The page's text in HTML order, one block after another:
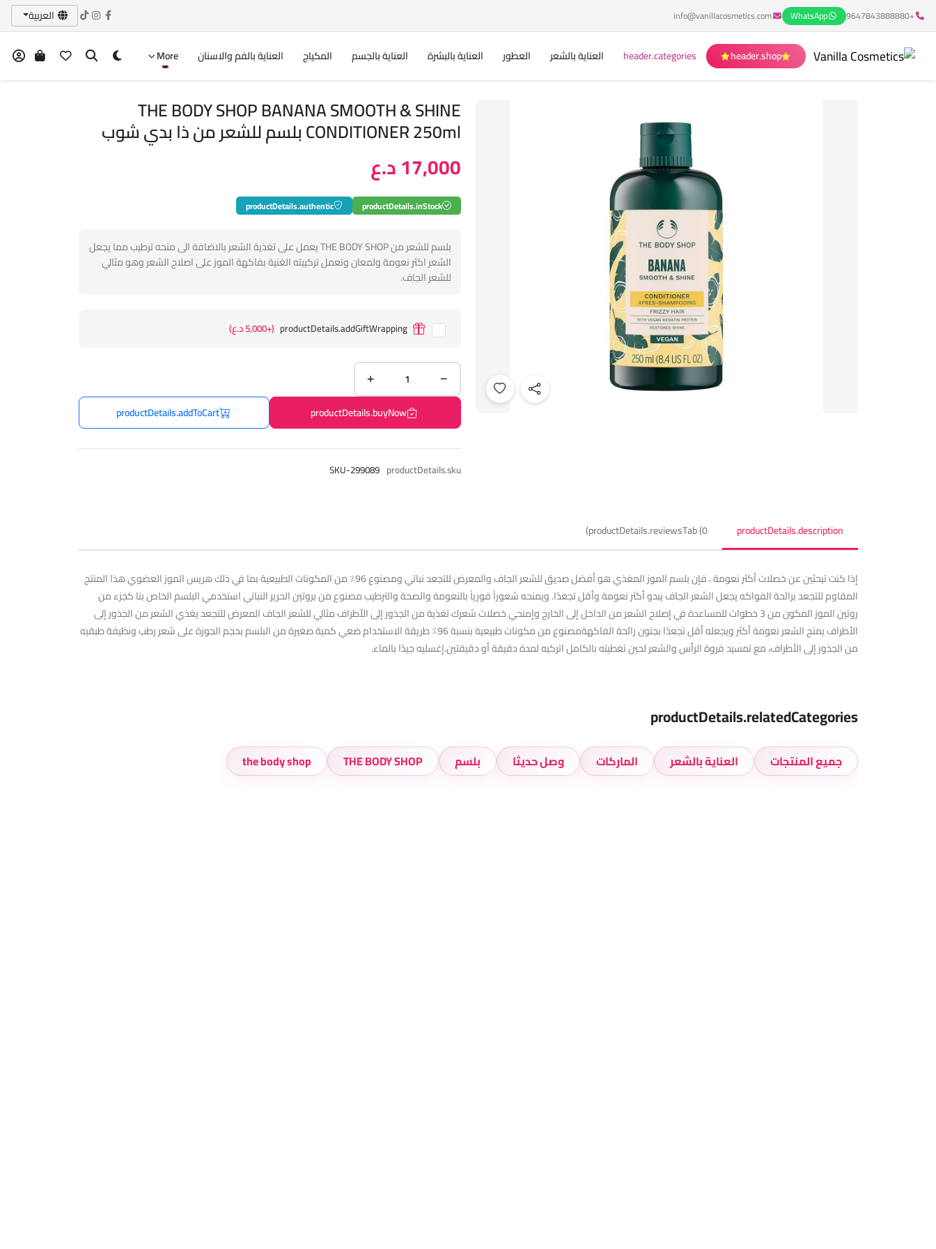
+9647843888880
WhatsApp
info@vanillacosmetics.com العربية
header.shop
header.categories العناية بالشعر العطور العناية بالبشرة العناية بالجسم المكياج العناية بالفم والاسنان More
THE BODY SHOP BANANA SMOOTH & SHINE
CONDITIONER 250ml بلسم للشعر من ذا بدي شوب
17,000 د.ع
productDetails.inStock
productDetails.authentic
بلسم للشعر من THE BODY SHOP يعمل على تغذية الشعر بالاضافة الى منحه ترطيب مما يجعل
الشعر اكثر نعومة ولمعان وتعمل تركيبته الغنية بفاكهة الموز على اصلاح الشعر وهو مثالي
للشعر الجاف.
productDetails.addGiftWrapping (+5,000 د.ع)
productDetails.buyNow
productDetails.addToCart
productDetails.sku
SKU-299089
productDetails.description
productDetails.reviewsTab (0)
إذا كنت تبحثين عن خصلات أكثر نعومة ، فإن بلسم الموز المغذي هو أفضل صديق للشعر الجاف والمعرض للتجعد نباتي ومصنوع 96٪ من المكونات الطبيعية بما في ذلك هريس الموز العضوي هذا المنتج
المقاوم للتجعد برائحة الفواكه يجعل الشعر الجاف يبدو أكثر نعومة وأقل تجعدًا. ويمنحه شعوراً فورياً بالنعومة والصحة والترطيب مصنوع من بروتين الحرير النباتي استخدمي البلسم الخاص بنا كجزء من
روتين الموز المكون من 3 خطوات للمساعدة في إصلاح الشعر من الداخل إلى الخارج وإمنحي خصلات شعرك تغذية من الجذور إلى الأطراف مثالي للشعر الجاف المعرض للتجعد يغذي الشعر من الجذور إلى
الأطراف يمنح الشعر نعومة أكثر ويجعله أقل تجعدًا بجنون رائحة الفاكهةمصنوع من مكونات طبيعية بنسبة 96٪ طريقة الاستخدام ضعي كمية صغيرة من البلسم بحجم الجوزة على شعر رطب ونظيفة طبقيه
من الجذور إلى الأطراف، مع تمسيد فروة الرأس والشعر لحين تغطيته بالكامل اتركيه لمدة دقيقة أو دقيقتين.إغسليه جيدًا بالماء.
productDetails.relatedCategories
جميع المنتجات العناية بالشعر الماركات وصل حديثا بلسم THE BODY SHOP
the body shop